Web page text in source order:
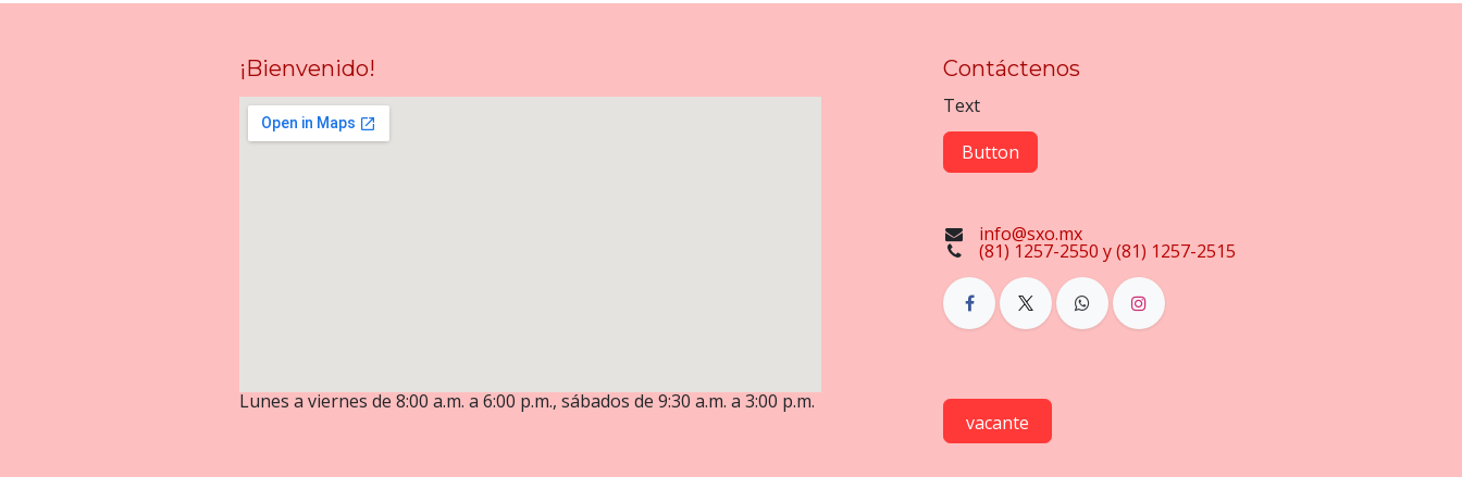
Contáctenos
Text
Button
info@sxo.mx
(81) 1257-2550 y (81) 1257-2515
vacante
¡Bienvenido!
Lunes a viernes de 8:00 a.m. a 6:00 p.m., sábados de 9:30 a.m. a 3:00 p.m.